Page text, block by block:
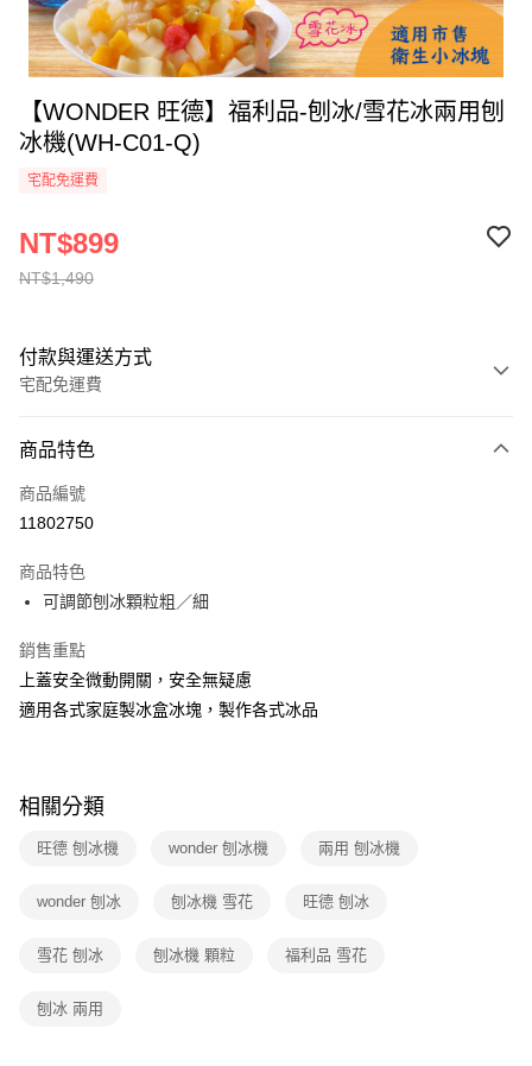
【WONDER 旺德】福利品-刨冰/雪花冰兩用刨
冰機(WH-C01-Q)
宅配免運費
NT$1,490
NT$899
付款與運送方式
宅配免運費
全家線上支付
運送方式
本島宅配-活動商品
免運費
商品特色
商品編號
11802750
商品特色
可調節刨冰顆粒粗／細
銷售重點
上蓋安全微動開關，安全無疑慮
適用各式家庭製冰盒冰塊，製作各式冰品
相關分類
旺德 刨冰機 wonder 刨冰機 兩用 刨冰機
wonder 刨冰 刨冰機 雪花 旺德 刨冰
雪花 刨冰 刨冰機 顆粒 福利品 雪花
刨冰 兩用